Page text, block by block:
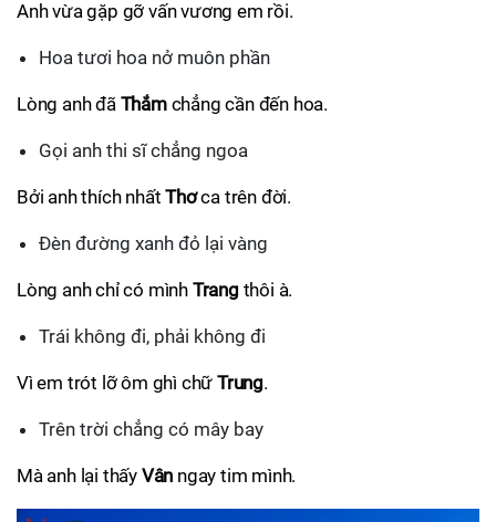
Anh vừa gặp gỡ vấn vương em rồi.
Hoa tươi hoa nở muôn phần
Lòng anh đã Thắm chẳng cần đến hoa.
Gọi anh thi sĩ chẳng ngoa
Bởi anh thích nhấtThơca trên đời.
Đèn đường xanh đỏ lại vàng
Lòng anh chỉ có mình Trang thôi à.
Trái không đi, phải không đi
Vì em trót lỡ ôm ghì chữ Trung.
Trên trời chẳng có mây bay
Mà anh lại thấy Vân ngay tim mình.